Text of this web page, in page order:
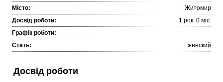
Місто:
Житомир
Досвід роботи:
1 рок. 0 міc.
Графік роботи:
Стать:
женский
Досвід роботи